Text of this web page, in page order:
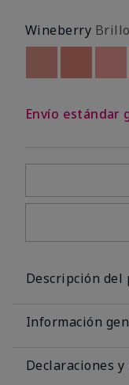
Wineberry Brillo
Envío estándar
Descripción del
Información
Declaraciones